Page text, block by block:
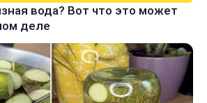
вода? Вот что это может
деле